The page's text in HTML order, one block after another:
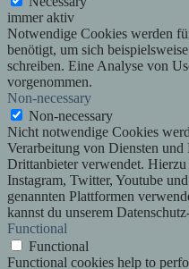
immer aktiv
Notwendige Cookies werden
benötigt, um sich
schreiben. Eine Analyse von
vorgenommen.
Non-necessary
Non-necessary
Nicht notwendige Cookies
Verarbeitung von Diensten und
Drittanbieter verwendet.
Instagram, Twitter, Youtube
genannten Plattformen
kannst du unserem
Functional
Functional
Functional cookies help to